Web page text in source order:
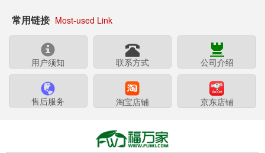
常用链接 Most-used Link
用户须知 联系方式 公司介绍
售后服务 淘宝店铺 京东店铺